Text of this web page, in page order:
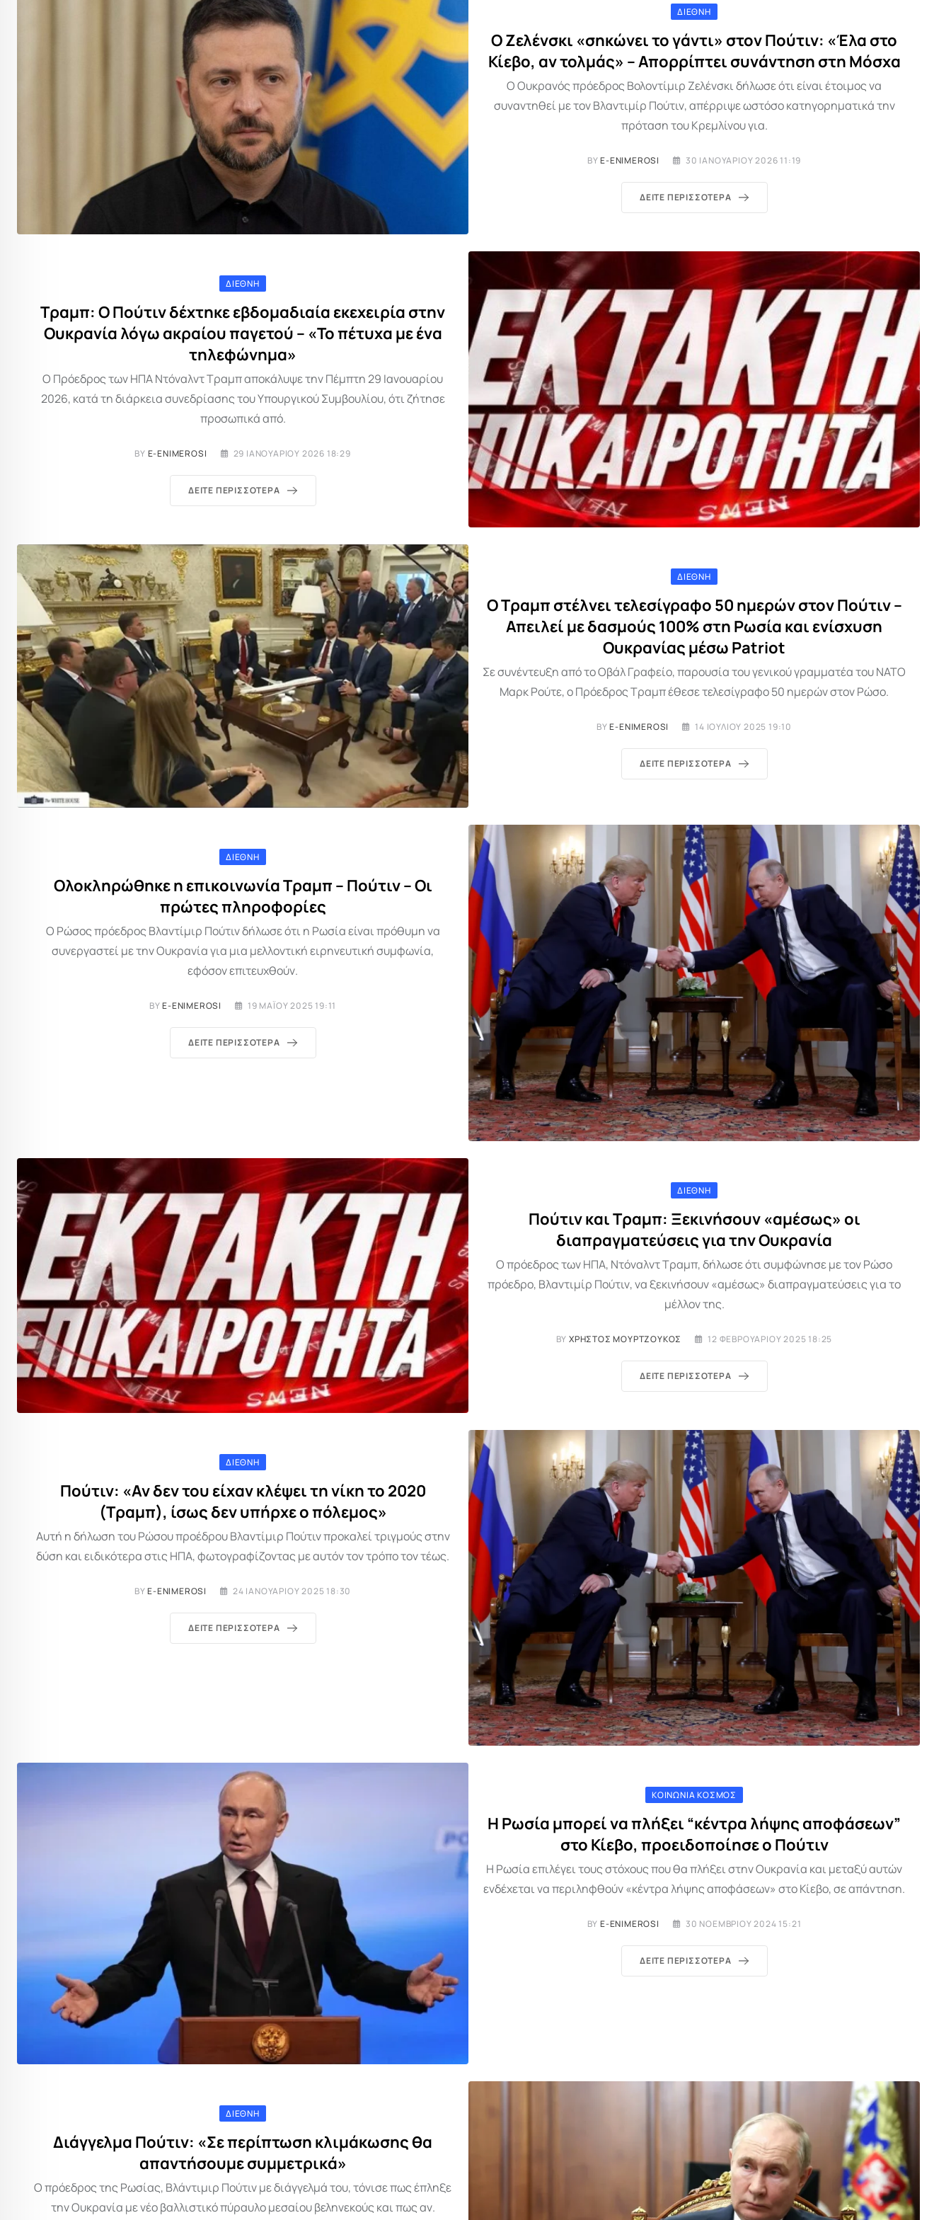
ΔΙΕΘΝΉ
Ο Ζελένσκι «σηκώνει το γάντι» στον Πούτιν: «Έλα στο
Κίεβο, αν τολμάς» – Απορρίπτει συνάντηση στη Μόσχα
Ο Ουκρανός πρόεδρος Βολοντίμιρ Ζελένσκι δήλωσε ότι είναι έτοιμος να
συναντηθεί με τον Βλαντιμίρ Πούτιν, απέρριψε ωστόσο κατηγορηματικά την
πρόταση του Κρεμλίνου για.
BYE-ENIMEROSI 30 ΙΑΝΟΥΑΡΊΟΥ 2026 11:19
ΔΕΊΤΕ ΠΕΡΙΣΣΌΤΕΡΑ
ΔΙΕΘΝΉ
Τραμπ: Ο Πούτιν δέχτηκε εβδομαδιαία εκεχειρία στην
Ουκρανία λόγω ακραίου παγετού – «Το πέτυχα με ένα
τηλεφώνημα»
Ο Πρόεδρος των ΗΠΑ Ντόναλντ Τραμπ αποκάλυψε την Πέμπτη 29 Ιανουαρίου
2026, κατά τη διάρκεια συνεδρίασης του Υπουργικού Συμβουλίου, ότι ζήτησε
προσωπικά από.
BY E-ENIMEROSI 29 ΙΑΝΟΥΑΡΊΟΥ 2026 18:29
ΔΕΊΤΕ ΠΕΡΙΣΣΌΤΕΡΑ
ΔΙΕΘΝΉ
Ο Τραμπ στέλνει τελεσίγραφο 50 ημερών στον Πούτιν –
Απειλεί με δασμούς 100% στη Ρωσία και ενίσχυση
Ουκρανίας μέσω Patriot
Σε συνέντευξη από το Οβάλ Γραφείο, παρουσία του γενικού γραμματέα του NATO
Μαρκ Ρούτε, ο Πρόεδρος Τραμπ έθεσε τελεσίγραφο 50 ημερών στον Ρώσο.
BYE-ENIMEROSI 14 ΙΟΥΛΊΟΥ 2025 19:10
ΔΕΊΤΕ ΠΕΡΙΣΣΌΤΕΡΑ
ΔΙΕΘΝΉ
Ολοκληρώθηκε η επικοινωνία Τραμπ – Πούτιν – Οι
πρώτες πληροφορίες
Ο Ρώσος πρόεδρος Βλαντίμιρ Πούτιν δήλωσε ότι η Ρωσία είναι πρόθυμη να
συνεργαστεί με την Ουκρανία για μια μελλοντική ειρηνευτική συμφωνία,
εφόσον επιτευχθούν.
BYE-ENIMEROSI 19 ΜΑΪ́ΟΥ 2025 19:11
ΔΕΊΤΕ ΠΕΡΙΣΣΌΤΕΡΑ
ΔΙΕΘΝΉ
Πούτιν και Τραμπ: Ξεκινήσουν «αμέσως» οι
διαπραγματεύσεις για την Ουκρανία
Ο πρόεδρος των ΗΠΑ, Ντόναλντ Τραμπ, δήλωσε ότι συμφώνησε με τον Ρώσο
πρόεδρο, Βλαντιμίρ Πούτιν, να ξεκινήσουν «αμέσως» διαπραγματεύσεις για το
μέλλον της.
BYΧΡΉΣΤΟΣ ΜΟΥΡΤΖΟΎΚΟΣ 12 ΦΕΒΡΟΥΑΡΊΟΥ 2025 18:25
ΔΕΊΤΕ ΠΕΡΙΣΣΌΤΕΡΑ
ΔΙΕΘΝΉ
Πούτιν: «Αν δεν του είχαν κλέψει τη νίκη το 2020
(Τραμπ), ίσως δεν υπήρχε ο πόλεμος»
Αυτή η δήλωση του Ρώσου προέδρου Βλαντίμιρ Πούτιν προκαλεί τριγμούς στην
δύση και ειδικότερα στις ΗΠΑ, φωτογραφίζοντας με αυτόν τον τρόπο τον τέως.
BYE-ENIMEROSI 24 ΙΑΝΟΥΑΡΊΟΥ 2025 18:30
ΔΕΊΤΕ ΠΕΡΙΣΣΌΤΕΡΑ
ΚΟΙΝΩΝΊΑ ΚΌΣΜΟΣ
Η Ρωσία μπορεί να πλήξει “κέντρα λήψης αποφάσεων”
στο Κίεβο, προειδοποίησε ο Πούτιν
Η Ρωσία επιλέγει τους στόχους που θα πλήξει στην Ουκρανία και μεταξύ αυτών
ενδέχεται να περιληφθούν «κέντρα λήψης αποφάσεων» στο Κίεβο, σε απάντηση.
BYE-ENIMEROSI 30 ΝΟΕΜΒΡΊΟΥ 2024 15:21
ΔΕΊΤΕ ΠΕΡΙΣΣΌΤΕΡΑ
ΔΙΕΘΝΉ
Διάγγελμα Πούτιν: «Σε περίπτωση κλιμάκωσης θα
απαντήσουμε συμμετρικά»
Ο πρόεδρος της Ρωσίας, Βλάντιμιρ Πούτιν με διάγγελμά του, τόνισε πως έπληξε
την Ουκρανία με νέο βαλλιστικό πύραυλο μεσαίου βεληνεκούς και πως αν.